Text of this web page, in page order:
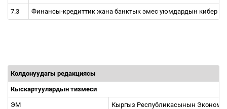
7.3 Финансы-кредиттик жана банктык эмес уюмдардын кибер
Колдонуудагы редакциясы
Кыскартуулардын тизмеси
ЭМ Кыргыз Республикасынын